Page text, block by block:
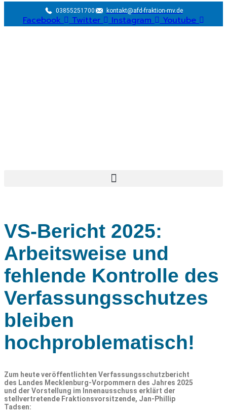
03855251700 kontakt@afd-fraktion-mv.de
Facebook Twitter Instagram Youtube
VS-Bericht 2025:
Arbeitsweise und
fehlende Kontrolle des
Verfassungsschutzes
bleiben
hochproblematisch!
Zum heute veröffentlichten Verfassungsschutzbericht
des Landes Mecklenburg-Vorpommern des Jahres 2025
und der Vorstellung im Innenausschuss erklärt der
stellvertretende Fraktionsvorsitzende, Jan-Phillip
Tadsen: